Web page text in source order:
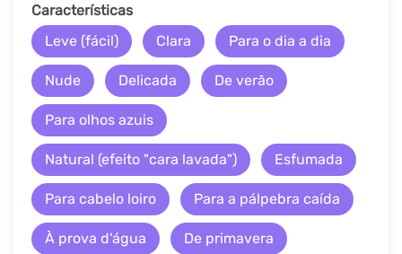
Características
Leve (fácil)
Clara Para o dia a dia
Nude Delicada De verão
Para olhos azuis
Natural (efeito "cara lavada") Esfumada
Para cabelo loiro Para a pálpebra caída
À prova d'água De primavera